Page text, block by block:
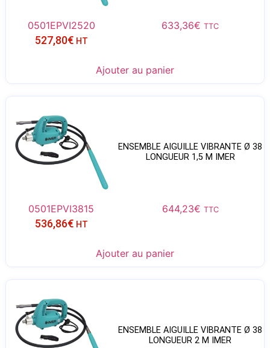
0501EPVI2520 633,36€ TTC
527,80€ HT
Ajouter au panier
ENSEMBLE AIGUILLE VIBRANTE Ø 38
LONGUEUR 1,5 M IMER
0501EPVI3815 644,23€ TTC
536,86€ HT
Ajouter au panier
ENSEMBLE AIGUILLE VIBRANTE Ø 38
LONGUEUR 2 M IMER